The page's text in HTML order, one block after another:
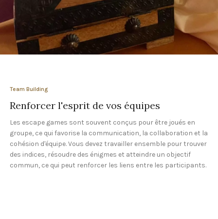
Team Building
Renforcer l'esprit de vos équipes
Les escape games sont souvent conçus pour être joués en
groupe, ce qui favorise la communication, la collaboration et la
cohésion d'équipe. Vous devez travailler ensemble pour trouver
des indices, résoudre des énigmes et atteindre un objectif
commun, ce qui peut renforcer les liens entre les participants.